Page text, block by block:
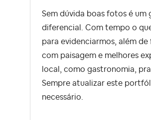
Sem dúvida boas fotos é um
diferencial. Com tempo o
para evidenciarmos, além
com paisagem e melhores
local, como gastronomia,
Sempre atualizar este
necessário.